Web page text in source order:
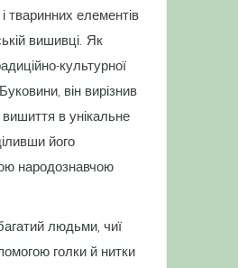
тваринних елементів
вишивці. Як
культурної
він вирізнив
в унікальне
його
народознавчою
людьми, чиї
голки й нитки